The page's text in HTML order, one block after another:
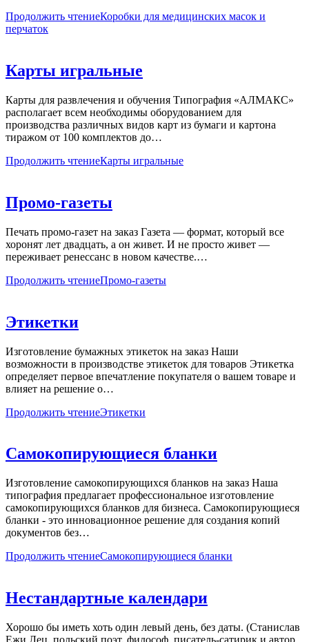
Продолжить чтениеКоробки для медицинских масок и
перчаток
Карты игральные
Карты для развлечения и обучения Типография «АЛМАКС»
располагает всем необходимы оборудованием для
производства различных видов карт из бумаги и картона
тиражом от 100 комплектов до…
Продолжить чтениеКарты игральные
Промо-газеты
Печать промо-газет на заказ Газета — формат, который все
хоронят лет двадцать, а он живет. И не просто живет —
переживает ренессанс в новом качестве.…
Продолжить чтениеПромо-газеты
Этикетки
Изготовление бумажных этикеток на заказ Наши
возможности в производстве этикеток для товаров Этикетка
определяет первое впечатление покупателя о вашем товаре и
влияет на решение о…
Продолжить чтениеЭтикетки
Самокопирующиеся бланки
Изготовление самокопирующихся бланков на заказ Наша
типография предлагает профессиональное изготовление
самокопирующихся бланков для бизнеса. Самокопирующиеся
бланки - это инновационное решение для создания копий
документов без…
Продолжить чтениеСамокопирующиеся бланки
Нестандартные календари
Хорошо бы иметь хоть один левый день, без даты. (Станислав